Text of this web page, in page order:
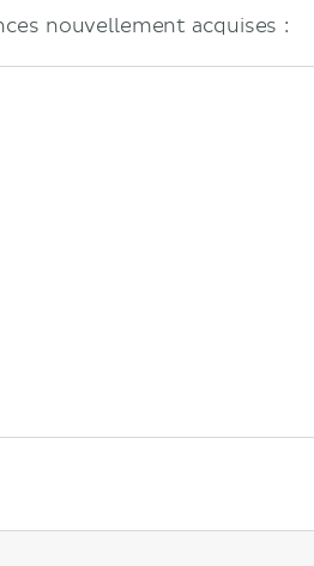
nouvellement acquises :